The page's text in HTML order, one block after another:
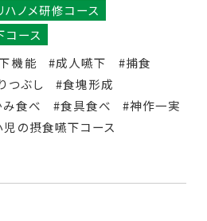
ハノメ研修コース
コース
機能 #成人嚥下
#捕食
つぶし
#食塊形成
食べ #食具食べ
#神作一実
児の摂食嚥下コース